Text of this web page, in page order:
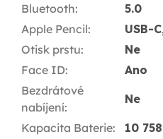
Bluetooth:
5.0
Apple Pencil:
USB-
Otisk prstu:
Ne
Face ID:
Ano
Bezdrátové
nabíjení:
Ne
Kapacita Baterie: 10